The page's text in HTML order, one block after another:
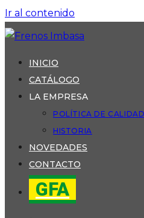
Ir al contenido
INICIO
CATÁLOGO
LA EMPRESA
POLÍTICA DE CALIDAD
HISTORIA
NOVEDADES
CONTACTO
GFA